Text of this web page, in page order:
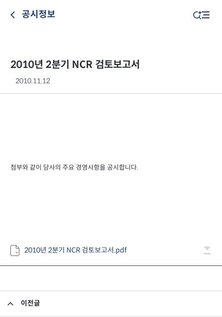
공시정보
2010년 2분기 NCR 검토보고서
2010.11.12
첨부와 같이 당사의 주요 경영사항을 공시합니다.
2010년 2분기 NCR 검토보고서.pdf
이전글